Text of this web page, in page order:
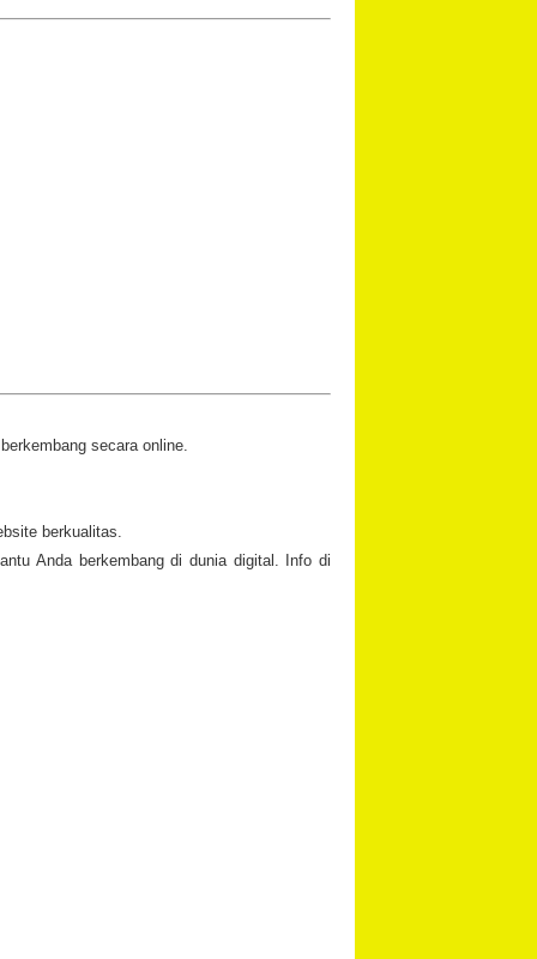
secara online.
berkualitas.
Anda berkembang di dunia digital. Info di